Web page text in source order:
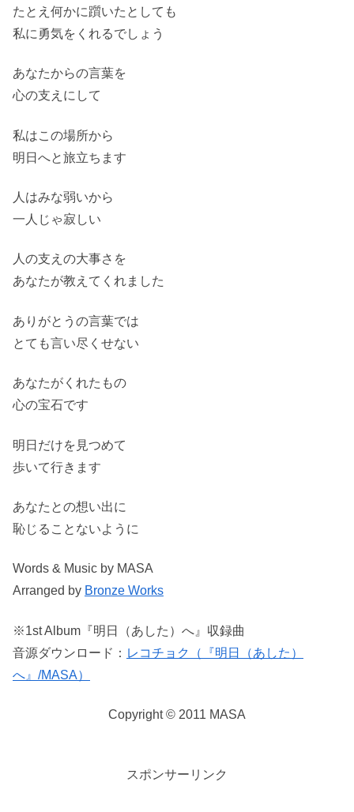
たとえ何かに躓いたとしても
私に勇気をくれるでしょう
あなたからの言葉を
心の支えにして
私はこの場所から
明日へと旅立ちます
人はみな弱いから
一人じゃ寂しい
人の支えの大事さを
あなたが教えてくれました
ありがとうの言葉では
とても言い尽くせない
あなたがくれたもの
心の宝石です
明日だけを見つめて
歩いて行きます
あなたとの想い出に
恥じることないように
Words & Music by MASA
Arranged by Bronze Works
※1st Album『明日（あした）へ』収録曲
音源ダウンロード： レコチョク（『明日（あした）
へ』/MASA）
Copyright © 2011 MASA
スポンサーリンク